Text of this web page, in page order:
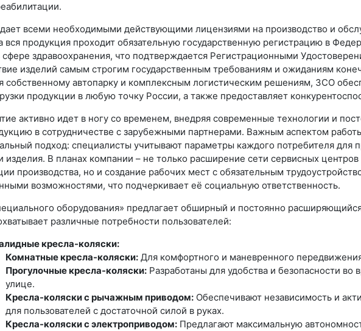
всеми необходимыми действующими лицензиями на производство и
вся продукция проходит обязательную государственную регистрацию в
сфере здравоохранения, что подтверждается Регистрационными
изделий самым строгим государственным требованиям и ожиданиям
собственному автопарку и комплексным логистическим решениям, ЗСО
продукции в любую точку России, а также предоставляет
активно идет в ногу со временем, внедряя современные технологии и
в сотрудничестве с зарубежными партнерами. Важным аспектом
подход: специалисты учитывают параметры каждого потребителя для
изделия. В планах компании – не только расширение сети сервисных
производства, но и создание рабочих мест с обязательным
возможностями, что подчеркивает её социальную ответственность.
оборудования» предлагает обширный и постоянно
различные потребности пользователей:
кресла-коляски:
Комнатные кресла-коляски:Для комфортного и маневренного
Прогулочные кресла-коляски:Разработаны для удобства и безопасности во
улице.
Кресла-коляски с рычажным приводом:Обеспечивают независимость и
для пользователей с достаточной силой в руках.
Кресла-коляски с электроприводом:Предлагают максимальную